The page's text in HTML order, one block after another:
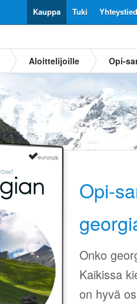
Tuki
Kauppa
Aloittelijoille Opi-
Opi-
Onko
Kaikissa
on hyvä